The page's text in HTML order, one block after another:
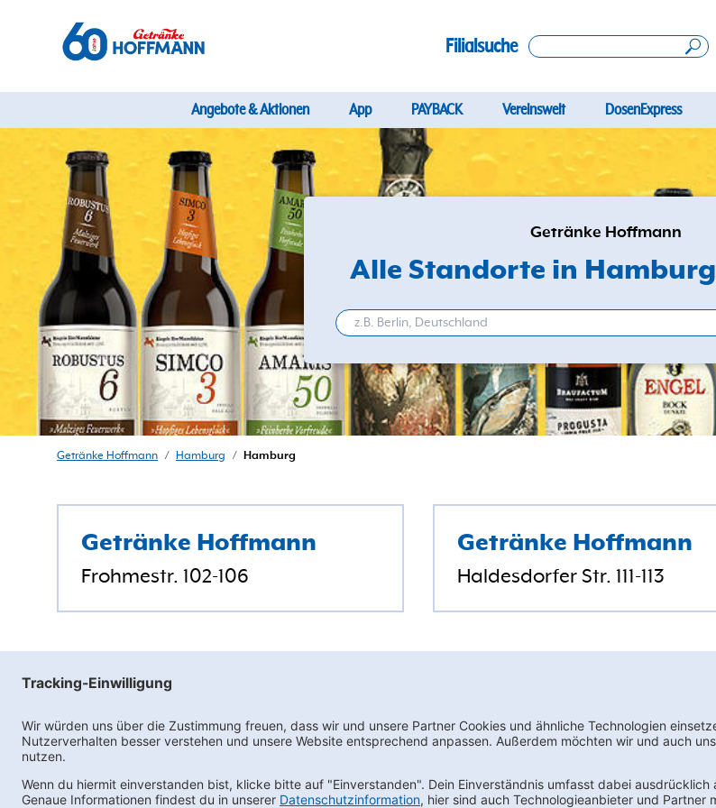
Filialsuche
Angebote & Aktionen App PAYBACK Vereinswelt DosenExpress
Getränke Hoffmann
Alle Standorte in Hamburg
Getränke Hoffmann / Hamburg / Hamburg
Getränke Hoffmann
Frohmestr. 102-106
Getränke Hoffmann
Haldesdorfer Str. 111-113
Newsletter abonnieren Kontakt FAQs Karriere Datenschutz AEB